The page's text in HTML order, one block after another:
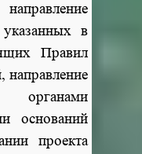
в
Правил
направление
органами
оснований
проекта